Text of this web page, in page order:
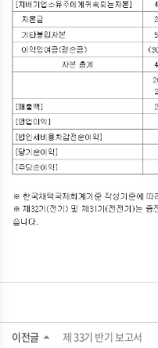
이전글
제 33기 반기 보고서